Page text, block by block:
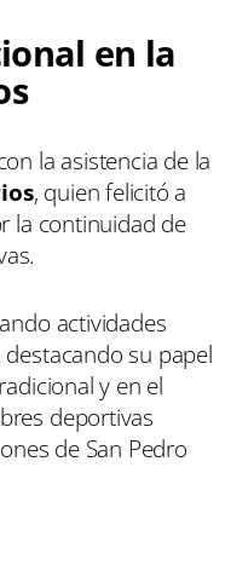
en la
la asistencia de la
, quien felicitó a
la continuidad de
actividades
destacando su papel
y en el
deportivas
de San Pedro